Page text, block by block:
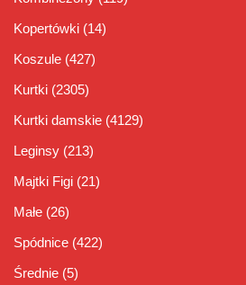
Kopertówki (14)
Koszule (427)
Kurtki (2305)
Kurtki damskie (4129)
Leginsy (213)
Majtki Figi (21)
Małe (26)
Spódnice (422)
Średnie (5)